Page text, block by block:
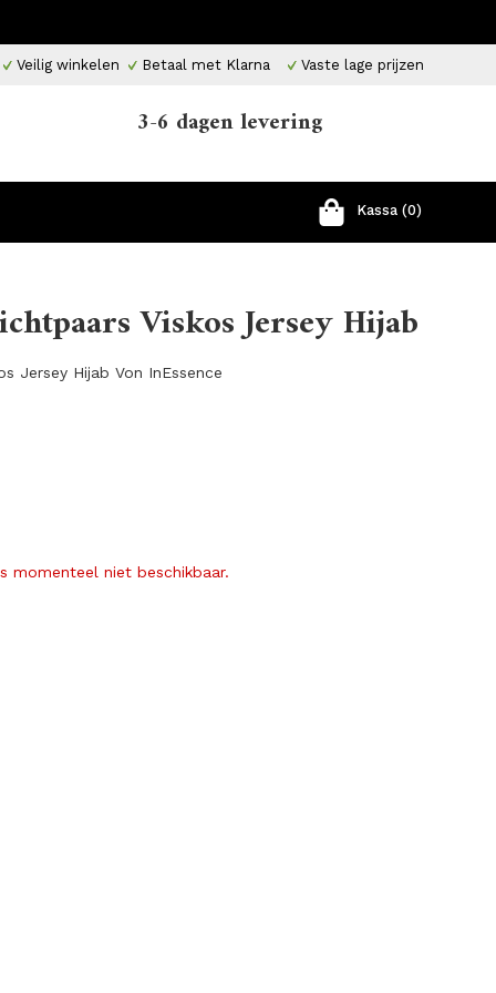
Veilig winkelen Betaal met Klarna Vaste lage prijzen
3-6 dagen levering
Kassa (0)
Viskos Jersey Hijab
Jersey Hijab Von InEssence
momenteel niet beschikbaar.